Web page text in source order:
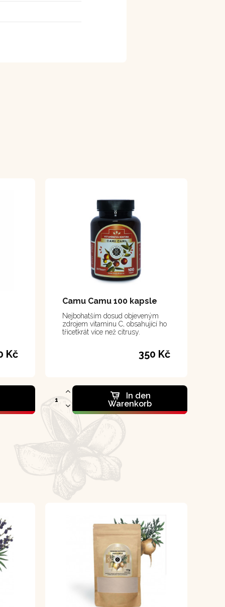
Kč
Camu Camu 100 kapsle
Nejbohatším dosud objeveným
zdrojem vitaminu C, obsahující ho
třicetkrát více než citrusy.
350 Kč
In den
Warenkorb